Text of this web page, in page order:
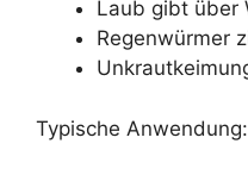
Laub gibt über
Regenwürmer
Typische Anwendung: